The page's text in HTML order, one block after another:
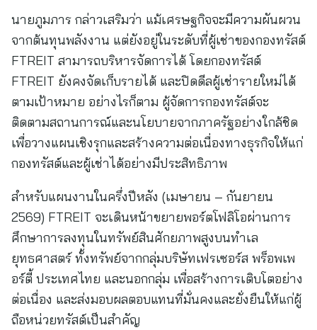
นายภูมภาร กล่าวเสริมว่า แม้เศรษฐกิจจะมีความผันผวน
จากต้นทุนพลังงาน แต่ยังอยู่ในระดับที่ผู้เช่าของกองทรัสต์
FTREIT สามารถบริหารจัดการได้ โดยกองทรัสต์
FTREIT ยังคงจัดเก็บรายได้ และปิดดีลผู้เช่ารายใหม่ได้
ตามเป้าหมาย อย่างไรก็ตาม ผู้จัดการกองทรัสต์จะ
ติดตามสถานการณ์และนโยบายจากภาครัฐอย่างใกล้ชิด
เพื่อวางแผนเชิงรุกและสร้างความต่อเนื่องทางธุรกิจให้แก่
กองทรัสต์และผู้เช่าได้อย่างมีประสิทธิภาพ
สำหรับแผนงานในครึ่งปีหลัง (เมษายน – กันยายน
2569) FTREIT จะเดินหน้าขยายพอร์ตโฟลิโอผ่านการ
ศึกษาการลงทุนในทรัพย์สินศักยภาพสูงบนทำเล
ยุทธศาสตร์ ทั้งทรัพย์จากกลุ่มบริษัทเฟรเซอร์ส พร็อพเพ
อร์ตี้ ประเทศไทย และนอกกลุ่ม เพื่อสร้างการเติบโตอย่าง
ต่อเนื่อง และส่งมอบผลตอบแทนที่มั่นคงและยั่งยืนให้แก่ผู้
ถือหน่วยทรัสต์เป็นสำคัญ